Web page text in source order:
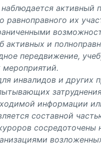
активный
равноправного их
активных и
передвижение,
инвалидов и других
информации
составной
сосредоточены